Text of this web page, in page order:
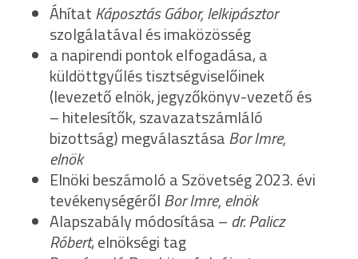
ÁhítatKáposztás Gábor, lelkipásztor
szolgálatával és imaközösség
a napirendi pontok elfogadása, a
küldöttgyűlés tisztségviselőinek
(levezető elnök, jegyzőkönyv-vezető és
– hitelesítők, szavazatszámláló
bizottság) megválasztásaBor Imre,
elnök
Elnöki beszámoló a Szövetség 2023. évi
tevékenységérőlBor Imre, elnök
Alapszabály módosítása –dr. Palicz
Róbert, elnökségi tag